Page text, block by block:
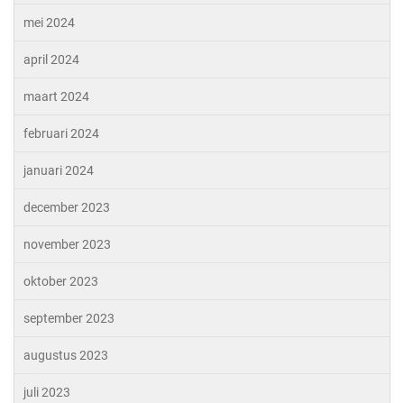
mei 2024
april 2024
maart 2024
februari 2024
januari 2024
december 2023
november 2023
oktober 2023
september 2023
augustus 2023
juli 2023